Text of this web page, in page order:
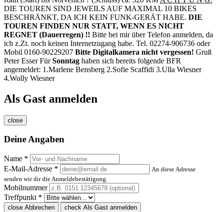
DIE TOUREN SIND JEWEILS AUF MAXIMAL 10 BIKES
BESCHRÄNKT, DA ICH KEIN FUNK-GERÄT HABE. DIE
TOUREN FINDEN NUR STATT, WENN ES NICHT
REGNET (Dauerregen) !! Bitte bei mir über Telefon anmelden, da
ich z.Zt. noch keinen Internetzugang habe. Tel. 02274-906736 oder
Mobil 0160-90229207 Bitte Digitalkamera nicht vergessen! Gruß
Peter Esser FürSonntag haben sich bereits folgende BFR
angemeldet: 1.Marlene Bensberg 2.Sofie Scaffidi 3.Ulla Wiesner
4.Wolly Wiesner
Als Gast anmelden
close
Deine Angaben
Name *
E-Mail-Adresse *
An diese Adresse
senden wir dir die Anmeldebestätigung.
Mobilnummer
Treffpunkt *
close Abbrechen check Als Gast anmelden